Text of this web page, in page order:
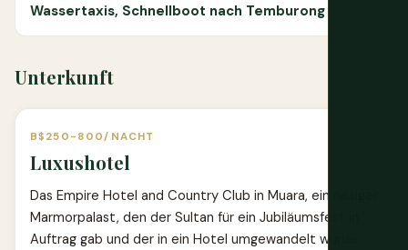
Wassertaxis, Schnellboot nach Temburong
Unterkunft
B$250-800/NACHT
Luxushotel
Das Empire Hotel and Country Club in Muara, ein riesiger
Marmorpalast, den der Sultan für ein Jubiläumsfest in
Auftrag gab und der in ein Hotel umgewandelt wurde,